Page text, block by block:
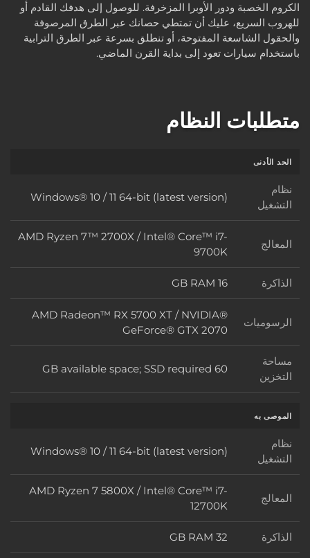
الكروم الخصبة ودور الأوبرا المزخرفة. للوصول إلى هدفك القادم أو
للهروب السريع، عليك أن تمتطي حصانك عبر الطرق المرصوفة
والحقول الشاسعة المفتوحة، أو تنطلق بسرعة عبر الطرق الترابية
باستخدام سيارات تعود إلى بداية القرن الماضي.
متطلبات النظام
الحد الأدنى
نظام
التشغيل
نظام التشغيل
Windows® 10 / 11 64-bit (latest version)
المعالج المعالج
AMD Ryzen 7™ 2700X / Intel® Core™ i7-
9700K
الذاكرة الذاكرة
16 GB RAM
الرسوميات الرسوميات
AMD Radeon™ RX 5700 XT / NVIDIA®
GeForce® GTX 2070
مساحة
التخزين
مساحة التخزين
60 GB available space; SSD required
الموصى به
نظام
التشغيل
نظام التشغيل
Windows® 10 / 11 64-bit (latest version)
المعالج المعالج
AMD Ryzen 7 5800X / Intel® Core™ i7-
12700K
الذاكرة الذاكرة
32 GB RAM